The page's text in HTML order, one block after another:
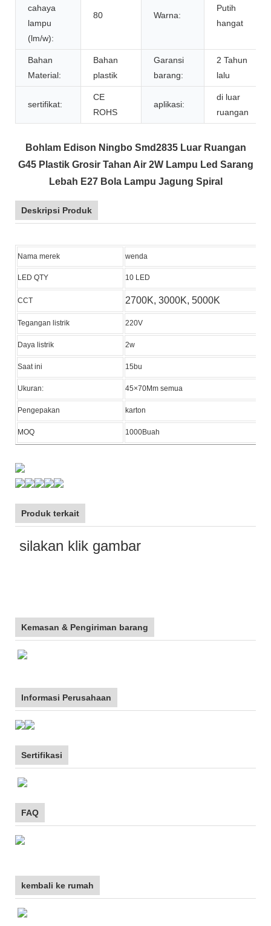
cahaya
lampu
(lm/w):
80 Warna:
Putih
hangat
Bahan
Material:
Bahan
plastik
Garansi
barang:
2 Tahun
lalu
sertifikat:
CE
ROHS
aplikasi:
di luar
ruangan
Bohlam Edison Ningbo Smd2835 Luar Ruangan
G45 Plastik Grosir Tahan Air 2W Lampu Led Sarang
Lebah E27 Bola Lampu Jagung Spiral
Deskripsi Produk
Nama merek wenda
LED QTY 10 LED
CCT 2700K, 3000K, 5000K
Tegangan listrik 220V
Daya listrik 2w
Saat ini 15bu
Ukuran: 45×70Mm semua
Pengepakan karton
MOQ 1000Buah
Produk terkait
silakan klik gambar
Kemasan & Pengiriman barang
Informasi Perusahaan
Sertifikasi
FAQ
kembali ke rumah